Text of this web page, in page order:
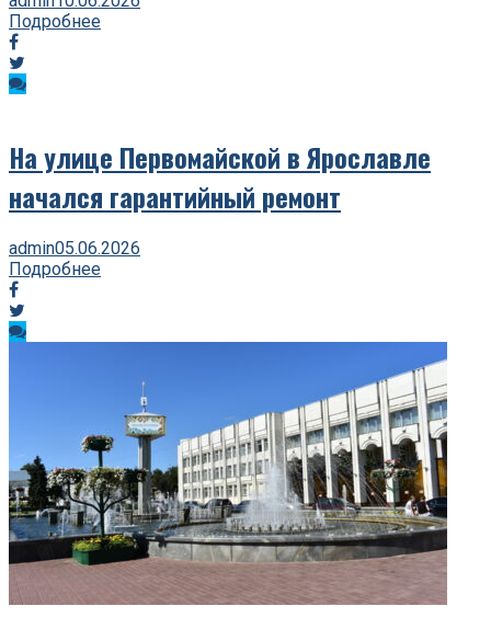
Подробнее
На улице Первомайской в Ярославле
начался гарантийный ремонт
admin05.06.2026
Подробнее